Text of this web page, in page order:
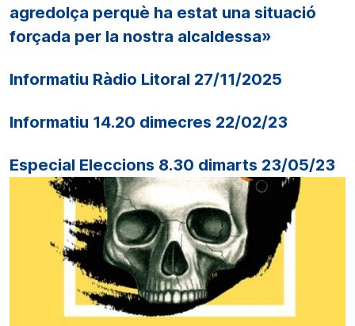
agredolça perquè ha estat una situació
forçada per la nostra alcaldessa»
Informatiu Ràdio Litoral 27/11/2025
Informatiu 14.20 dimecres 22/02/23
Especial Eleccions 8.30 dimarts 23/05/23